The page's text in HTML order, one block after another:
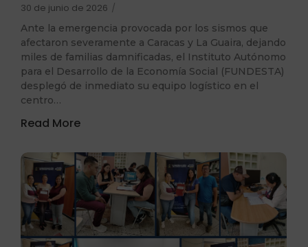
30 de junio de 2026 /
Ante la emergencia provocada por los sismos que
afectaron severamente a Caracas y La Guaira, dejando
miles de familias damnificadas, el Instituto Autónomo
para el Desarrollo de la Economía Social (FUNDESTA)
desplegó de inmediato su equipo logístico en el
centro…
Read More